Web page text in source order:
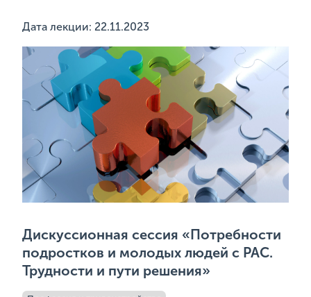
Дата лекции: 22.11.2023
Дискуссионная сессия «Потребности
подростков и молодых людей с РАС.
Трудности и пути решения»